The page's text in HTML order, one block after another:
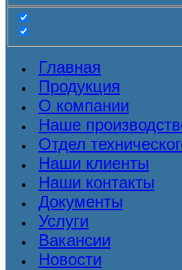
Главная
Продукция
О компании
Наше
Отдел
Наши клиенты
Наши контакты
Документы
Услуги
Вакансии
Новости